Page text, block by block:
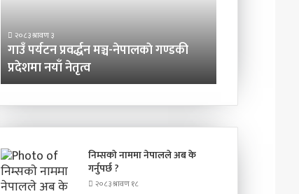
गण्डकी
प्रदेशमा
नयाँ
नेतृत्व
२०८३ श्रावण ३
गाउँ पर्यटन प्रवर्द्धन मञ्च-नेपालकाे गण्डकी
प्रदेशमा नयाँ नेतृत्व
निम्सकाे नाममा नेपालले अब के
गर्नुपर्छ ?
२०८३ श्रावण १८